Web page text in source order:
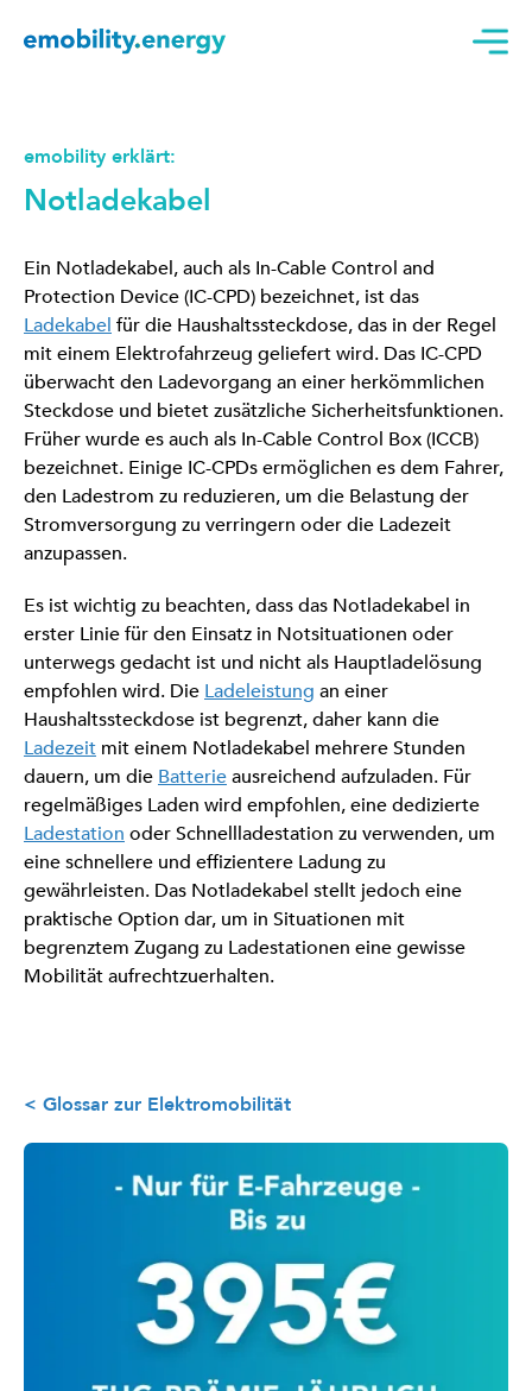
emobility erklärt:
Notladekabel
Ein Notladekabel, auch als In-Cable Control and
Protection Device (IC-CPD) bezeichnet, ist das
Ladekabel für die Haushaltssteckdose, das in der Regel
mit einem Elektrofahrzeug geliefert wird. Das IC-CPD
überwacht den Ladevorgang an einer herkömmlichen
Steckdose und bietet zusätzliche Sicherheitsfunktionen.
Früher wurde es auch als In-Cable Control Box (ICCB)
bezeichnet. Einige IC-CPDs ermöglichen es dem Fahrer,
den Ladestrom zu reduzieren, um die Belastung der
Stromversorgung zu verringern oder die Ladezeit
anzupassen.
Es ist wichtig zu beachten, dass das Notladekabel in
erster Linie für den Einsatz in Notsituationen oder
unterwegs gedacht ist und nicht als Hauptladelösung
empfohlen wird. Die Ladeleistung an einer
Haushaltssteckdose ist begrenzt, daher kann die
Ladezeit mit einem Notladekabel mehrere Stunden
dauern, um die Batterieausreichend aufzuladen. Für
regelmäßiges Laden wird empfohlen, eine dedizierte
Ladestation oder Schnellladestation zu verwenden, um
eine schnellere und effizientere Ladung zu
gewährleisten. Das Notladekabel stellt jedoch eine
praktische Option dar, um in Situationen mit
begrenztem Zugang zu Ladestationen eine gewisse
Mobilität aufrechtzuerhalten.
< Glossar zur Elektromobilität